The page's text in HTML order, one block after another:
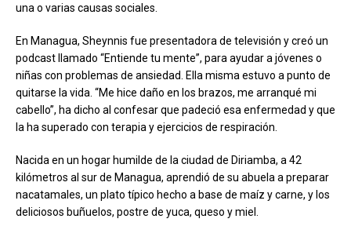
una o varias causas sociales.
En Managua, Sheynnis fue presentadora de televisión y creó un
podcast llamado “Entiende tu mente”, para ayudar a jóvenes o
niñas con problemas de ansiedad. Ella misma estuvo a punto de
quitarse la vida. “Me hice daño en los brazos, me arranqué mi
cabello”, ha dicho al confesar que padeció esa enfermedad y que
la ha superado con terapia y ejercicios de respiración.
Nacida en un hogar humilde de la ciudad de Diriamba, a 42
kilómetros al sur de Managua, aprendió de su abuela a preparar
nacatamales, un plato típico hecho a base de maíz y carne, y los
deliciosos buñuelos, postre de yuca, queso y miel.